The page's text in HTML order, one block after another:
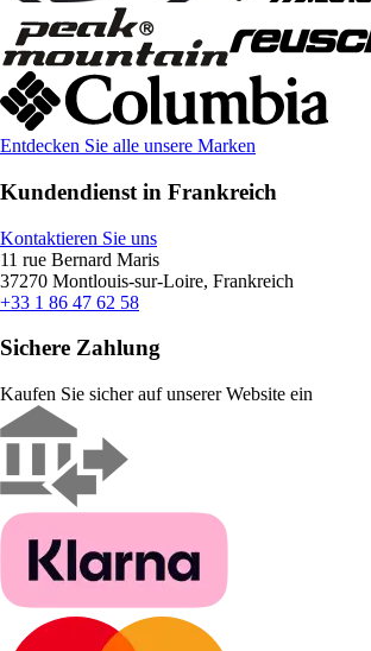
Entdecken Sie alle unsere Marken
Kundendienst in Frankreich
Kontaktieren Sie uns
11 rue Bernard Maris
37270 Montlouis-sur-Loire, Frankreich
+33 1 86 47 62 58
Sichere Zahlung
Kaufen Sie sicher auf unserer Website ein